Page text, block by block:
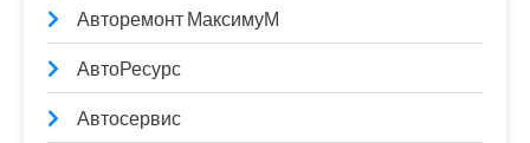
Авторемонт МаксимуМ
АвтоРесурс
Автосервис